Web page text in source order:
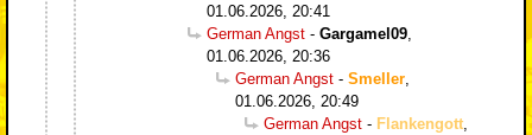
01.06.2026, 20:41
German Angst - Gargamel09,
01.06.2026, 20:36
German Angst - Smeller,
01.06.2026, 20:49
German Angst - Flankengott,